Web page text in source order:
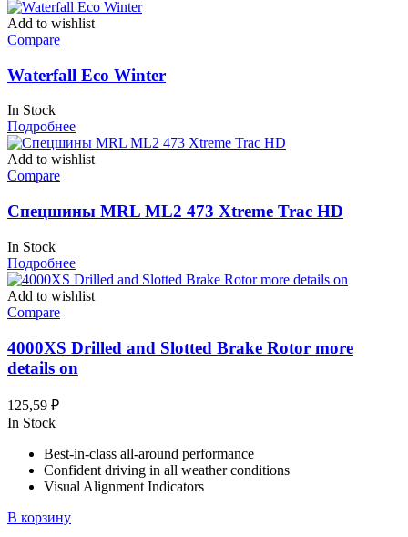
Add to wishlist
Compare
Waterfall Eco Winter
In Stock
Подробнее
Add to wishlist
Compare
Спецшины MRL ML2 473 Xtreme Trac HD
In Stock
Подробнее
Add to wishlist
Compare
4000XS Drilled and Slotted Brake Rotor more
details on
125,59 ₽
In Stock
Best-in-class all-around performance
Confident driving in all weather conditions
Visual Alignment Indicators
В корзину